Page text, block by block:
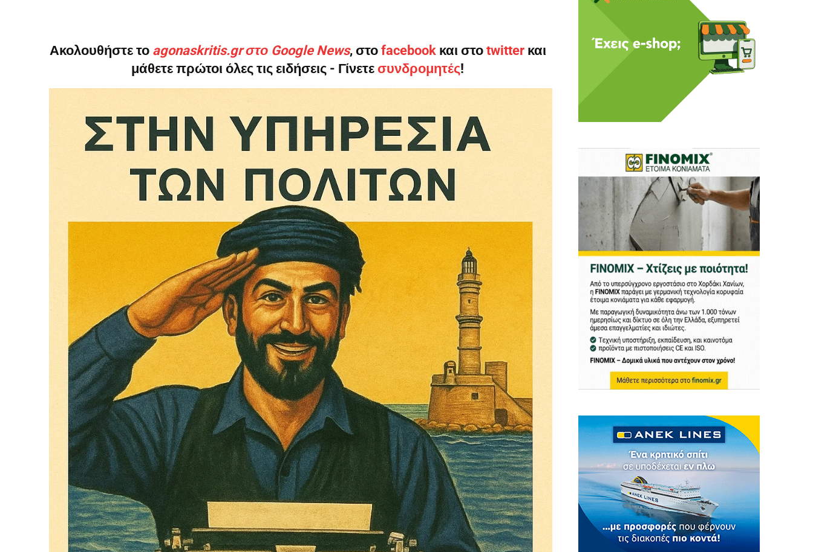
ΕΓΓΡΑΦΕΙΤΕ
Δεν μπορούν όλοι να πληρώσουν. Και το σεβόμαστε.
Αν βρίσκεσαι σε δύσκολη οικονομική κατάσταση, συνέχισε να μας διαβάζεις δωρεάν. Η ενημέρωση πρέπει να
Αν όμως μπορείς, στήριξέ μας σήμερα. Ορίστε δύο καλοί λόγοι για να το κάνεις:
Η στήριξή σου ενισχύει άμεσα την ποιότητα και την ανεξαρτησία της δημοσιογραφίας μας.
Κοστίζει λιγότερο από έναν καφέ και η διαδικασία διαρκεί λιγότερο από 1 λεπτό.
Επίλεξε σήμερα να γίνεις συνδρομητής ή δωρητής.
Γίνε συνδρομητής
Σας ευχαριστούμε θερμά.
Ακολουθήστε το agonaskritis.gr στο Google News, στο facebook και στο twitterκαι
μάθετε πρώτοι όλες τις ειδήσεις - Γίνετε συνδρομητές!